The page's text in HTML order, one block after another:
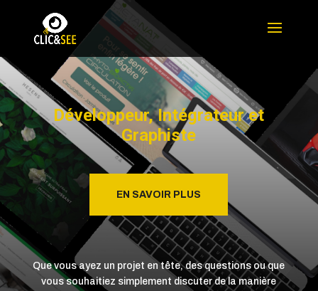
Développeur, Intégrateur et
Graphiste
EN SAVOIR PLUS
Que vous ayez un projet en tête, des questions ou que
vous souhaitiez simplement discuter de la manière